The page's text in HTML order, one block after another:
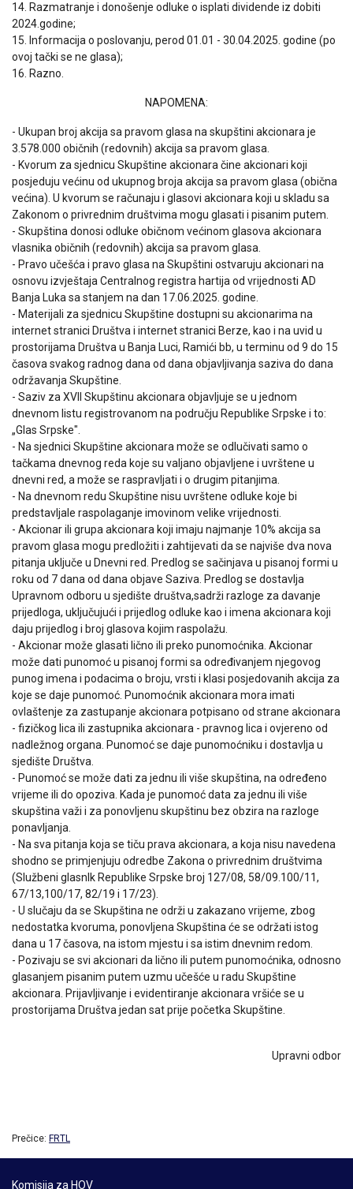
14. Razmatranje i donošenje odluke o isplati dividende iz dobiti
2024.godine;
15. Informacija o poslovanju, perod 01.01 - 30.04.2025. godine (po
ovoj tački se ne glasa);
16. Razno.
NAPOMENA:
- Ukupan broj akcija sa pravom glasa na skupštini akcionara je
3.578.000 običnih (redovnih) akcija sa pravom glasa.
- Kvorum za sjednicu Skupštine akcionara čine akcionari koji
posjeduju većinu od ukupnog broja akcija sa pravom glasa (obična
većina). U kvorum se računaju i glasovi akcionara koji u skladu sa
Zakonom o privrednim društvima mogu glasati i pisanim putem.
- Skupština donosi odluke običnom većinom glasova akcionara
vlasnika običnih (redovnih) akcija sa pravom glasa.
- Pravo učešća i pravo glasa na Skupštini ostvaruju akcionari na
osnovu izvještaja Centralnog registra hartija od vrijednosti AD
Banja Luka sa stanjem na dan 17.06.2025. godine.
- Materijali za sjednicu Skupštine dostupni su akcionarima na
internet stranici Društva i internet stranici Berze, kao i na uvid u
prostorijama Društva u Banja Luci, Ramići bb, u terminu od 9 do 15
časova svakog radnog dana od dana objavljivanja saziva do dana
održavanja Skupštine.
- Saziv za XVII Skupštinu akcionara objavljuje se u jednom
dnevnom listu registrovanom na području Republike Srpske i to:
„Glas Srpske".
- Na sjednici Skupštine akcionara može se odlučivati samo o
tačkama dnevnog reda koje su valjano objavljene i uvrštene u
dnevni red, a može se raspravljati i o drugim pitanjima.
- Na dnevnom redu Skupštine nisu uvrštene odluke koje bi
predstavljale raspolaganje imovinom velike vrijednosti.
- Akcionar ili grupa akcionara koji imaju najmanje 10% akcija sa
pravom glasa mogu predložiti i zahtijevati da se najviše dva nova
pitanja uključe u Dnevni red. Predlog se sačinjava u pisanoj formi u
roku od 7 dana od dana objave Saziva. Predlog se dostavlja
Upravnom odboru u sjedište društva,sadrži razloge za davanje
prijedloga, uključujući i prijedlog odluke kao i imena akcionara koji
daju prijedlog i broj glasova kojim raspolažu.
- Akcionar može glasati lično ili preko punomoćnika. Akcionar
može dati punomoć u pisanoj formi sa određivanjem njegovog
punog imena i podacima o broju, vrsti i klasi posjedovanih akcija za
koje se daje punomoć. Punomoćnik akcionara mora imati
ovlaštenje za zastupanje akcionara potpisano od strane akcionara
- fizičkog lica ili zastupnika akcionara - pravnog lica i ovjereno od
nadležnog organa. Punomoć se daje punomoćniku i dostavlja u
sjedište Društva.
- Punomoć se može dati za jednu ili više skupština, na određeno
vrijeme ili do opoziva. Kada je punomoć data za jednu ili više
skupština važi i za ponovljenu skupštinu bez obzira na razloge
ponavljanja.
- Na sva pitanja koja se tiču prava akcionara, a koja nisu navedena
shodno se primjenjuju odredbe Zakona o privrednim društvima
(Službeni glasnlk Republike Srpske broj 127/08, 58/09.100/11,
67/13,100/17, 82/19 i 17/23).
- U slučaju da se Skupština ne održi u zakazano vrijeme, zbog
nedostatka kvoruma, ponovljena Skupština će se održati istog
dana u 17 časova, na istom mjestu i sa istim dnevnim redom.
- Pozivaju se svi akcionari da lično ili putem punomoćnika, odnosno
glasanjem pisanim putem uzmu učešće u radu Skupštine
akcionara. Prijavljivanje i evidentiranje akcionara vršiće se u
prostorijama Društva jedan sat prije početka Skupštine.
Upravni odbor
Prečice: FRTL
Komisija za HOV